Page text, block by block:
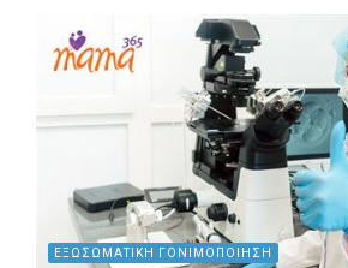
ΕΞΩΣΩΜΑΤΙΚΗ ΓΟΝΙΜΟΠΟΙΗΣΗ